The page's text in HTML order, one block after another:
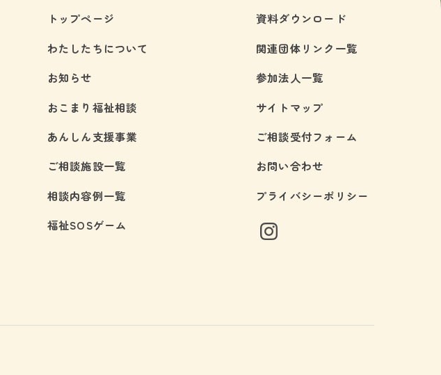
トップページ
わたしたちについて
お知らせ
おこまり福祉相談
あんしん支援事業
ご相談施設一覧
相談内容例一覧
福祉SOSゲーム
資料ダウンロード
関連団体リンク一覧
参加法人一覧
サイトマップ
ご相談受付フォーム
お問い合わせ
プライバシーポリシー